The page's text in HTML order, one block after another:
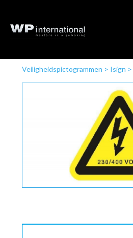
Veiligheidspictogrammen > Isign >